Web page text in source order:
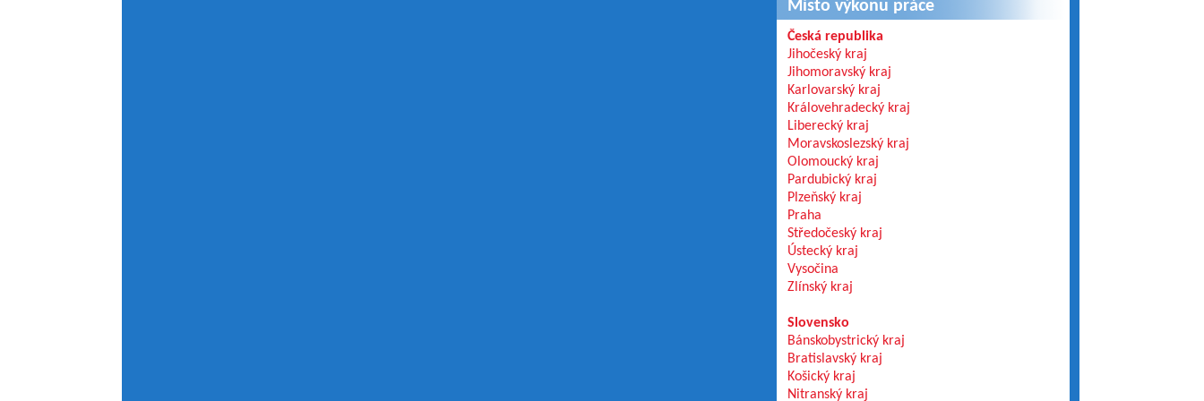
Místo výkonu práce
Česká republika
Jihočeský kraj
Jihomoravský kraj
Karlovarský kraj
Královehradecký kraj
Liberecký kraj
Moravskoslezský kraj
Olomoucký kraj
Pardubický kraj
Plzeňský kraj
Praha
Středočeský kraj
Ústecký kraj
Vysočina
Zlínský kraj
Slovensko
Bánskobystrický kraj
Bratislavský kraj
Košický kraj
Nitranský kraj